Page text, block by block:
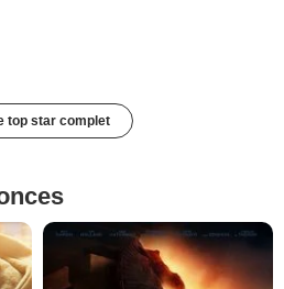
top star complet